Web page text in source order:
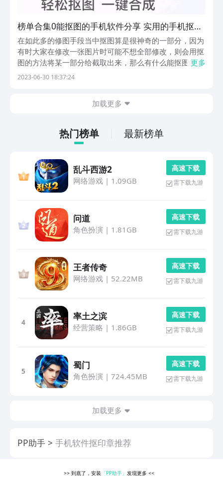
榜单合集0能抠图的手机软件分享 实用的手机抠图
软件before_2
在如此多的修图手段当中抠图算是很神奇的一部分，因为
有时大家在修改一张图片时可能不想全部修改，则会用抠
图的方法将某一部分给截取出来，那么有什么能抠图的手
机软件推荐给大家呢？虽然现在大部分的P图软件都附带
更多
2023-06-30 18:37:24
加载更多
热门榜单 最新榜单
乱斗西游2
网络游戏| 1.09GB
高 速 下 载
需下载九游
问道
角色扮演 | 1.81GB
高 速 下 载
需下载九游
王者传奇
网络游戏| 52.22MB
高 速 下 载
需下载九游
4
率土之滨
经营策略 | 1.86GB
高 速 下 载
需下载九游
5
蜀门
角色扮演 | 724.45MB
高 速 下 载
需下载九游
加载更多
PP助手 手机软件抠印章推荐
>> 到底了，安装 「PP助手」发现更多<<